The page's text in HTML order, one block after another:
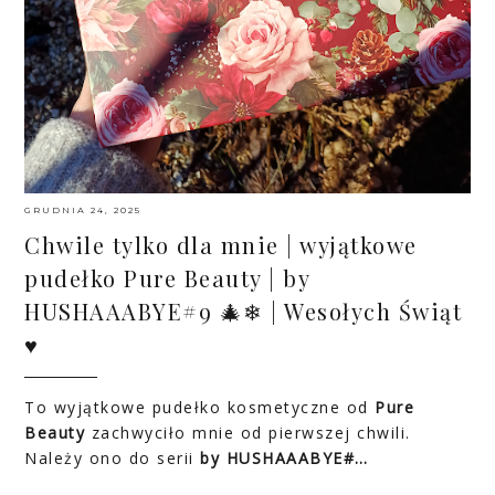
GRUDNIA 24, 2025
Chwile tylko dla mnie | wyjątkowe
pudełko Pure Beauty | by
HUSHAAABYE#9 🎄❄ | Wesołych Świąt
♥
To wyjątkowe pudełko kosmetyczne od Pure
Beauty zachwyciło mnie od pierwszej chwili.
Należy ono do serii by HUSHAAABYE#…